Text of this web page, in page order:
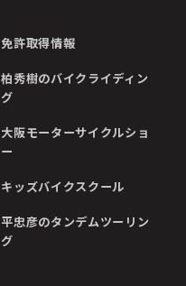
免許取得情報
柏秀樹のバイクライディン
グ
大阪モーターサイクルショ
ー
キッズバイクスクール
平忠彦のタンデムツーリン
グ